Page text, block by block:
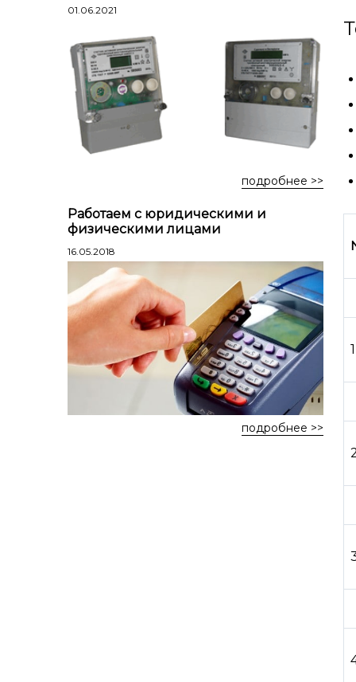
Стремянки алюминиевые
Стремянки двухсторонние
алюминиевые
Стремянки стальные
Стремянки двухсторонние стальные
01.06.2021
подробнее >>
Работаем с юридическими и
физическими лицами
16.05.2018
подробнее >>
1